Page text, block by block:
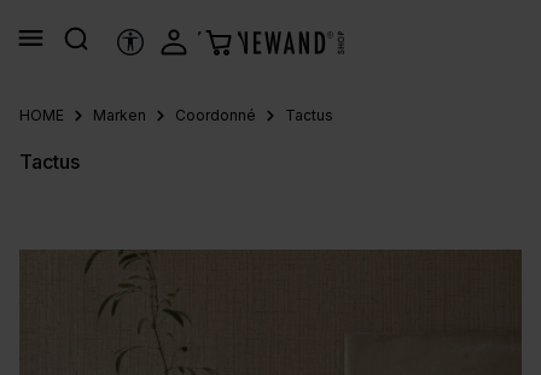
springen
HILFSTOOLS
HOME Marken Coordonné Tactus
Tactus